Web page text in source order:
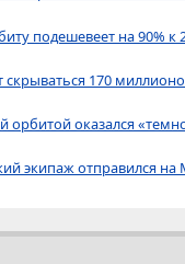
подешевеет на 90% к
170
орбитой оказался
экипаж отправился